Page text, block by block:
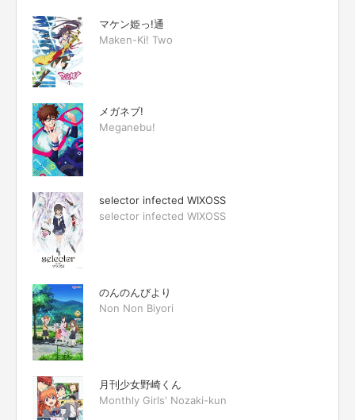
マケン姫っ!通
Maken-Ki! Two
メガネブ!
Meganebu!
selector infected WIXOSS
selector infected WIXOSS
のんのんびより
Non Non Biyori
月刊少女野崎くん
Monthly Girls' Nozaki-kun